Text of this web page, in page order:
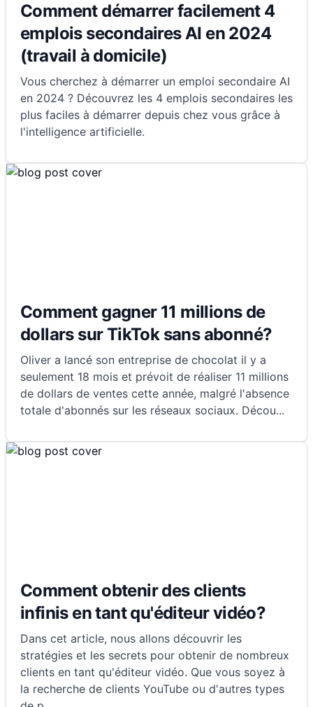
Comment démarrer facilement 4
emplois secondaires AI en 2024
(travail à domicile)
Vous cherchez à démarrer un emploi secondaire AI
en 2024 ? Découvrez les 4 emplois secondaires les
plus faciles à démarrer depuis chez vous grâce à
l'intelligence artificielle.
Comment gagner 11 millions de
dollars sur TikTok sans abonné?
Oliver a lancé son entreprise de chocolat il y a
seulement 18 mois et prévoit de réaliser 11 millions
de dollars de ventes cette année, malgré l'absence
totale d'abonnés sur les réseaux sociaux. Décou...
Comment obtenir des clients
infinis en tant qu'éditeur vidéo?
Dans cet article, nous allons découvrir les
stratégies et les secrets pour obtenir de nombreux
clients en tant qu'éditeur vidéo. Que vous soyez à
la recherche de clients YouTube ou d'autres types